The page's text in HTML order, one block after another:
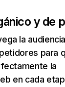
y de
la
para
la
en cada